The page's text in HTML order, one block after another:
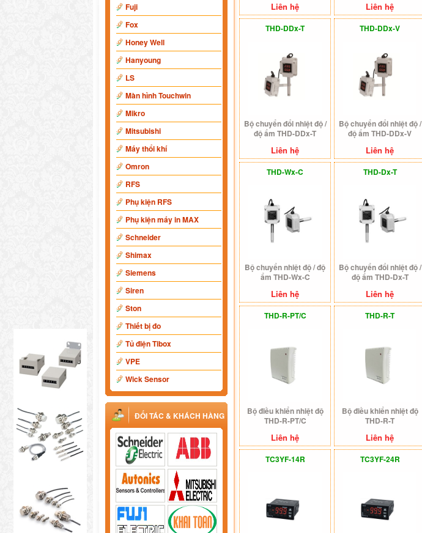
Fuji
Fox
Honey Well
Hanyoung
LS
Màn hình Touchwin
Mikro
Mitsubishi
Máy thổi khí
Omron
RFS
Phụ kiện RFS
Phụ kiện máy in MAX
Schneider
Shimax
Siemens
Siren
Ston
Thiết bị đo
Tủ điện Tibox
VPE
Wick Sensor
ĐỐI TÁC & KHÁCH HÀNG
Liên hệ Liên hệ
THD-DDx-T
Bộ chuyển đổi nhiệt độ /
độ ẩm THD-DDx-T
Liên hệ
THD-DDx-V
Bộ chuyển đổi nhiệt độ /
độ ẩm THD-DDx-V
Liên hệ
THD-Wx-C
Bộ chuyển nhiệt độ / độ
ẩm THD-Wx-C
Liên hệ
THD-Dx-T
Bộ chuyển đổi nhiệt độ /
độ ẩm THD-Dx-T
Liên hệ
THD-R-PT/C
Bộ điều khiển nhiệt độ
THD-R-PT/C
Liên hệ
THD-R-T
Bộ điều khiển nhiệt độ
THD-R-T
Liên hệ
TC3YF-14R TC3YF-24R